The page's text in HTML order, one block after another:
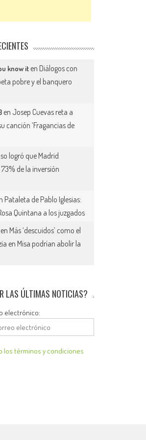
know it en Diálogos con
pobre y el banquero
en Josep Cuevas reta a
canción ‘Fragancias de
logró que Madrid
de la inversión
Pataleta de Pablo Iglesias:
Quintana a los juzgados
en Más ‘descuidos’ como el
en Misa podrían abolir la
LAS ÚLTIMAS NOTICIAS?
electrónico:
los términos y condiciones